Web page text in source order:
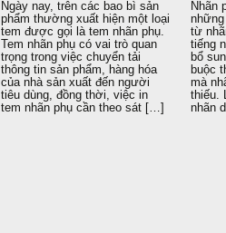
Ngày nay, trên các bao bì sản
phẩm thường xuất hiện một loại
tem được gọi là tem nhãn phụ.
Tem nhãn phụ có vai trò quan
trọng trong việc chuyển tải
thông tin sản phẩm, hàng hóa
của nhà sản xuất đến người
tiêu dùng, đồng thời, việc in
tem nhãn phụ cần theo sát […]
Nhãn
từ
tiếng
bổ
buộc
mà
thiếu.
nhãn